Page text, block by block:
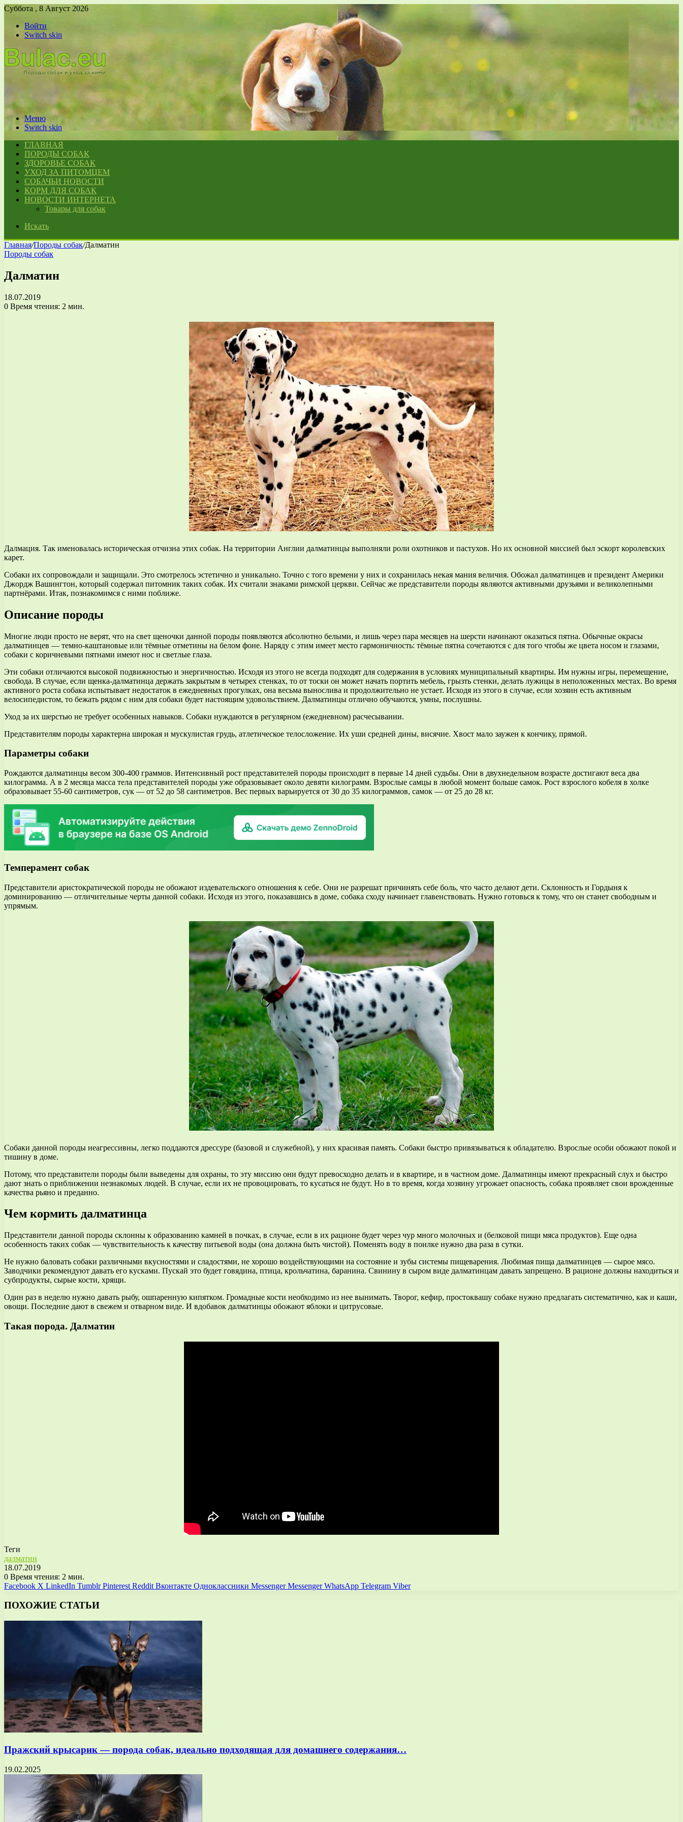
Суббота , 8 Август 2026
Войти
Switch skin
Меню
Switch skin
ГЛАВНАЯ
ПОРОДЫ СОБАК
ЗДОРОВЬЕ СОБАК
УХОД ЗА ПИТОМЦЕМ
СОБАЧЬИ НОВОСТИ
КОРМ ДЛЯ СОБАК
НОВОСТИ ИНТЕРНЕТА
Товары для собак
Искать
Главная/Породы собак/Далматин
Породы собак
Далматин
18.07.2019
0 Время чтения: 2 мин.
Далмация. Так именовалась историческая отчизна этих собак. На территории Англии далматинцы выполняли роли охотников и пастухов. Но их основной миссией был эскорт королевских
карет.
Собаки их сопровождали и защищали. Это смотрелось эстетично и уникально. Точно с того времени у них и сохранилась некая мания величия. Обожал далматинцев и президент Америки
Джордж Вашингтон, который содержал питомник таких собак. Их считали знаками римской церкви. Сейчас же представители породы являются активными друзьями и великолепными
партнёрами. Итак, познакомимся с ними поближе.
Описание породы
Многие люди просто не верят, что на свет щеночки данной породы появляются абсолютно белыми, и лишь через пара месяцев на шерсти начинают оказаться пятна. Обычные окрасы
далматинцев — темно-каштановые или тёмные отметины на белом фоне. Наряду с этим имеет место гармоничность: тёмные пятна сочетаются с для того чтобы же цвета носом и глазами,
собаки с коричневыми пятнами имеют нос и светлые глаза.
Эти собаки отличаются высокой подвижностью и энергичностью. Исходя из этого не всегда подходят для содержания в условиях муниципальный квартиры. Им нужны игры, перемещение,
свобода. В случае, если щенка-далматинца держать закрытым в четырех стенках, то от тоски он может начать портить мебель, грызть стенки, делать лужицы в неположенных местах. Во время
активного роста собака испытывает недостаток в ежедневных прогулках, она весьма вынослива и продолжительно не устает. Исходя из этого в случае, если хозяин есть активным
велосипедистом, то бежать рядом с ним для собаки будет настоящим удовольствием. Далматинцы отлично обучаются, умны, послушны.
Уход за их шерстью не требует особенных навыков. Собаки нуждаются в регулярном (ежедневном) расчесывании.
Представителям породы характерна широкая и мускулистая грудь, атлетическое телосложение. Их уши средней дины, висячие. Хвост мало заужен к кончику, прямой.
Параметры собаки
Рождаются далматинцы весом 300-400 граммов. Интенсивный рост представителей породы происходит в первые 14 дней судьбы. Они в двухнедельном возрасте достигают веса два
килограмма. А в 2 месяца масса тела представителей породы уже образовывает около девяти килограмм. Взрослые самцы в любой момент больше самок. Рост взрослого кобеля в холке
образовывает 55-60 сантиметров, сук — от 52 до 58 сантиметров. Вес первых варьируется от 30 до 35 килограммов, самок — от 25 до 28 кг.
Темперамент собак
Представители аристократической породы не обожают издевательского отношения к себе. Они не разрешат причинять себе боль, что часто делают дети. Склонность и Гордыня к
доминированию — отличительные черты данной собаки. Исходя из этого, показавшись в доме, собака сходу начинает главенствовать. Нужно готовься к тому, что он станет свободным и
упрямым.
Собаки данной породы неагрессивны, легко поддаются дрессуре (базовой и служебной), у них красивая память. Собаки быстро привязываться к обладателю. Взрослые особи обожают покой и
тишину в доме.
Потому, что представители породы были выведены для охраны, то эту миссию они будут превосходно делать и в квартире, и в частном доме. Далматинцы имеют прекрасный слух и быстро
дают знать о приближении незнакомых людей. В случае, если их не провоцировать, то кусаться не будут. Но в то время, когда хозяину угрожает опасность, собака проявляет свои врожденные
качества рьяно и преданно.
Чем кормить далматинца
Представители данной породы склонны к образованию камней в почках, в случае, если в их рационе будет через чур много молочных и (белковой пищи мяса продуктов). Еще одна
особенность таких собак — чувствительность к качеству питьевой воды (она должна быть чистой). Поменять воду в поилке нужно два раза в сутки.
Не нужно баловать собаки различными вкусностями и сладостями, не хорошо воздействующими на состояние и зубы системы пищеварения. Любимая пища далматинцев — сырое мясо.
Заводчики рекомендуют давать его кусками. Пускай это будет говядина, птица, крольчатина, баранина. Свинину в сыром виде далматинцам давать запрещено. В рационе должны находиться и
субпродукты, сырые кости, хрящи.
Один раз в неделю нужно давать рыбу, ошпаренную кипятком. Громадные кости необходимо из нее вынимать. Творог, кефир, простоквашу собаке нужно предлагать систематично, как и каши,
овощи. Последние дают в свежем и отварном виде. И вдобавок далматинцы обожают яблоки и цитрусовые.
Такая порода. Далматин
Теги
далматин
18.07.2019
0 Время чтения: 2 мин.
Facebook X LinkedIn Tumblr Pinterest Reddit Вконтакте Одноклассники Messenger Messenger WhatsApp Telegram Viber
ПОХОЖИЕ СТАТЬИ
Пражский крысарик — порода собак, идеально подходящая для домашнего содержания…
19.02.2025